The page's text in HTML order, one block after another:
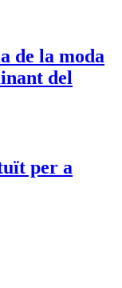
de la moda
del
per a